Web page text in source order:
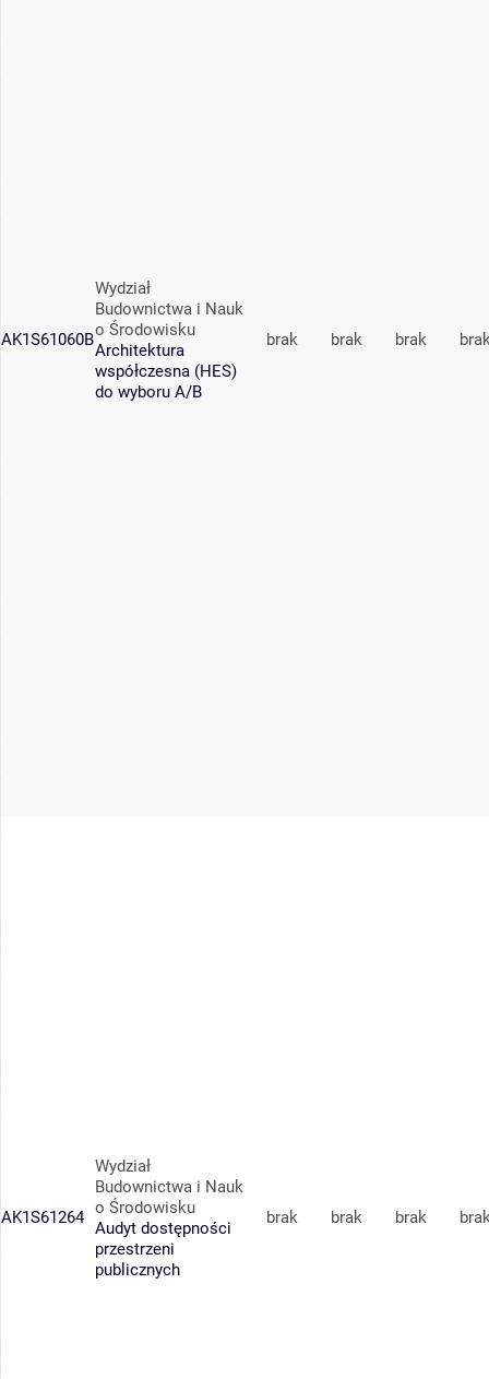
AK1S61060B
Wydział
Budownictwa i Nauk
o Środowisku
Architektura
współczesna (HES)
do wyboru A/B
brak brak brak
AK1S61264
Wydział
Budownictwa i Nauk
o Środowisku
Audyt dostępności
przestrzeni
publicznych
brak brak brak